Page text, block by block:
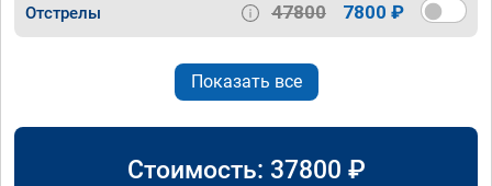
Отстрелы 47800 7800 ₽
Показать все
Стоимость: 37800 ₽